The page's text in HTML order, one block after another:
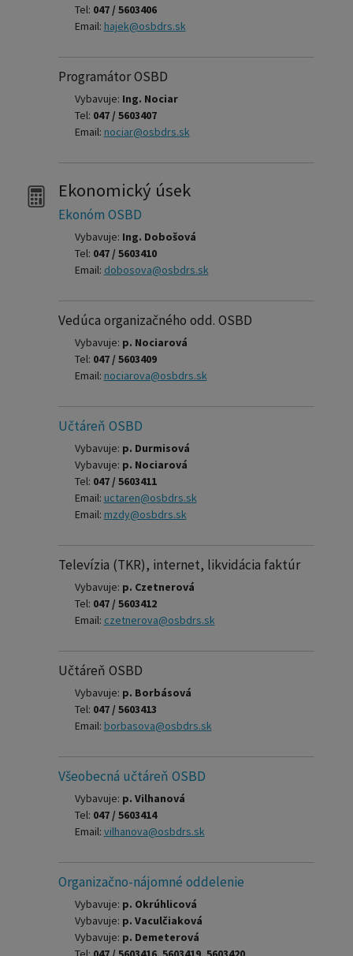
Tel: 047 / 5603406
Email: hajek@osbdrs.sk
Programátor OSBD
Vybavuje: Ing. Nociar
Tel: 047 / 5603407
Email: nociar@osbdrs.sk
Ekonomický úsek
Ekonóm OSBD
Vybavuje: Ing. Dobošová
Tel: 047 / 5603410
Email: dobosova@osbdrs.sk
Vedúca organizačného odd. OSBD
Vybavuje: p. Nociarová
Tel: 047 / 5603409
Email: nociarova@osbdrs.sk
Učtáreň OSBD
Vybavuje: p. Durmisová
Vybavuje: p. Nociarová
Tel: 047 / 5603411
Email: uctaren@osbdrs.sk
Email: mzdy@osbdrs.sk
Televízia (TKR), internet, likvidácia faktúr
Vybavuje: p. Czetnerová
Tel: 047 / 5603412
Email: czetnerova@osbdrs.sk
Učtáreň OSBD
Vybavuje: p. Borbásová
Tel: 047 / 5603413
Email: borbasova@osbdrs.sk
Všeobecná učtáreň OSBD
Vybavuje: p. Vilhanová
Tel: 047 / 5603414
Email: vilhanova@osbdrs.sk
Organizačno-nájomné oddelenie
Vybavuje: p. Okrúhlicová
Vybavuje: p. Vaculčiaková
Vybavuje: p. Demeterová